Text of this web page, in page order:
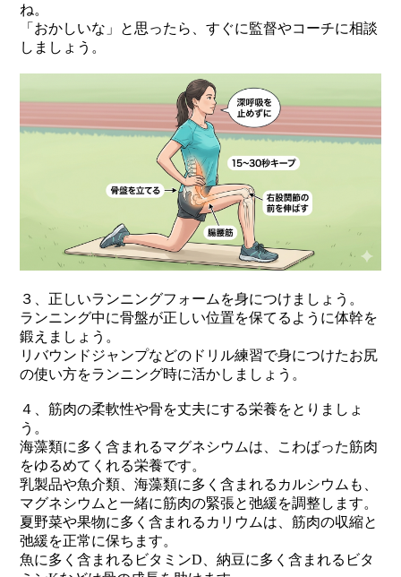
ね。
「おかしいな」と思ったら、すぐに監督やコーチに相談
しましょう。
３、正しいランニングフォームを身につけましょう。
ランニング中に骨盤が正しい位置を保てるように体幹を
鍛えましょう。
リバウンドジャンプなどのドリル練習で身につけたお尻
の使い方をランニング時に活かしましょう。
４、筋肉の柔軟性や骨を丈夫にする栄養をとりましょ
う。
海藻類に多く含まれるマグネシウムは、こわばった筋肉
をゆるめてくれる栄養です。
乳製品や魚介類、海藻類に多く含まれるカルシウムも、
マグネシウムと一緒に筋肉の緊張と弛緩を調整します。
夏野菜や果物に多く含まれるカリウムは、筋肉の収縮と
弛緩を正常に保ちます。
魚に多く含まれるビタミンD、納豆に多く含まれるビタ